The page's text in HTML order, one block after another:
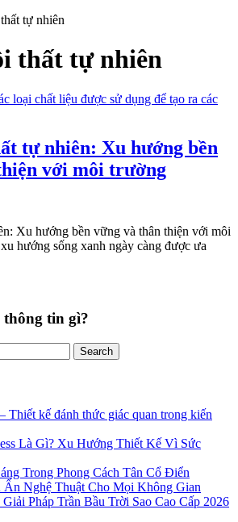
tự nhiên
thất tự nhiên
tự nhiên: Xu hướng bền
với môi trường
Xu hướng bền vững và thân thiện với môi
hướng sống xanh ngày càng được ưa
tin gì?
Thiết kế đánh thức giác quan trong kiến
Là Gì? Xu Hướng Thiết Kế Vì Sức
Trong Phong Cách Tân Cổ Điển
Ấn Nghệ Thuật Cho Mọi Không Gian
Pháp Trần Bầu Trời Sao Cao Cấp 2026